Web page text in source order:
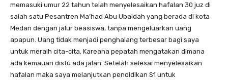
memasuki umur 22 tahun telah menyelesaikan hafalan 30 juz di
salah satu Pesantren Ma’had Abu Ubaidah yang berada di kota
Medan dengan jalur beasiswa, tanpa mengeluarkan uang
apapun. Uang tidak menjadi penghalang terbesar bagi saya
untuk meraih cita-cita. Kareana pepatah mengatakan dimana
ada kemauan distu ada jalan. Setelah selesai menyelesaikan
hafalan maka saya melanjutkan pendidikan S1 untuk